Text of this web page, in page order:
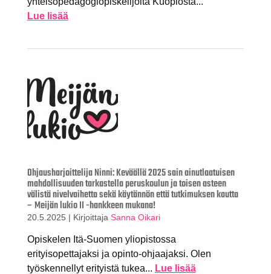
Lue lisää
Ohjausharjoittelija Ninni: Keväällä 2025 sain ainutlaatuisen
mahdollisuuden tarkastella peruskoulun ja toisen asteen
välistä nivelvaihetta sekä käytännön että tutkimuksen kautta
– Meijän lukio II -hankkeen mukana!
20.5.2025 | Kirjoittaja Sanna Oikari
Opiskelen Itä-Suomen yliopistossa
erityisopettajaksi ja opinto-ohjaajaksi. Olen
työskennellyt erityistä tukea... Lue lisää